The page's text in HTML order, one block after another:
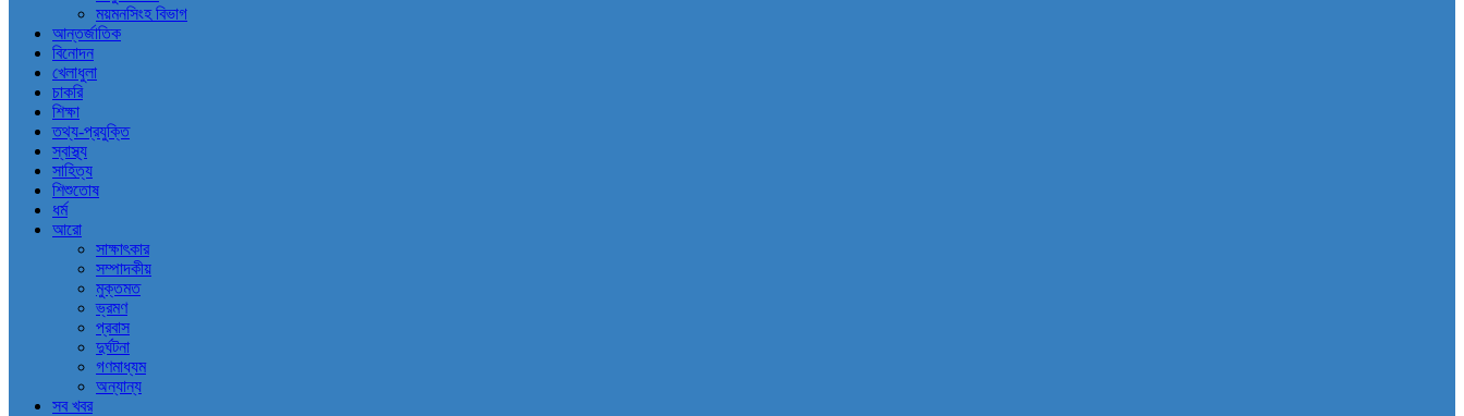
ময়মনসিংহ বিভাগ
আন্তর্জাতিক
বিনোদন
খেলাধুলা
চাকরি
শিক্ষা
তথ্য-প্রযুক্তি
স্বাস্থ্য
সাহিত্য
শিশুতোষ
ধর্ম
আরো
সাক্ষাৎকার
সম্পাদকীয়
মুক্তমত
ভ্রমণ
প্রবাস
দুর্ঘটনা
গণমাধ্যম
অন্যান্য
সব খবর